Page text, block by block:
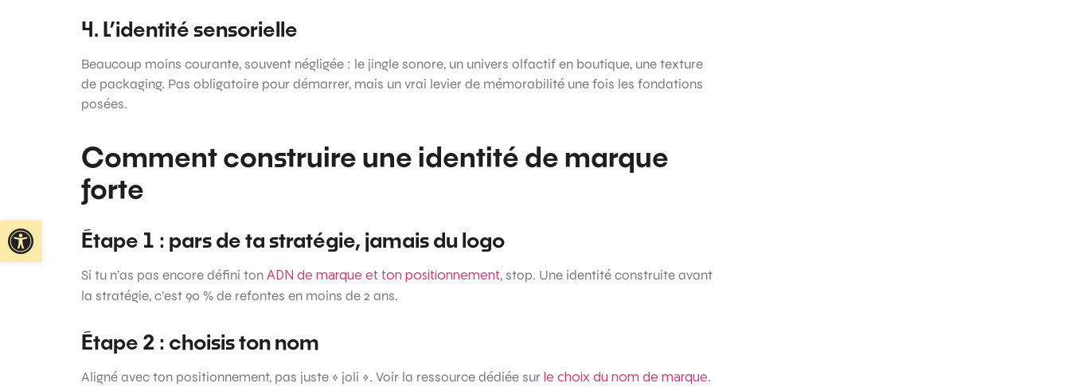
4. L’identité sensorielle
Beaucoup moins courante, souvent négligée : le jingle sonore, un univers olfactif en boutique, une texture
de packaging. Pas obligatoire pour démarrer, mais un vrai levier de mémorabilité une fois les fondations
posées.
Comment construire une identité de marque
forte
Étape 1 : pars de ta stratégie, jamais du logo
Si tu n’as pas encore défini ton ADN de marque et ton positionnement, stop. Une identité construite avant
la stratégie, c’est 90 % de refontes en moins de 2 ans.
Étape 2 : choisis ton nom
Aligné avec ton positionnement, pas juste « joli ». Voir la ressource dédiée sur le choix du nom de marque.
Ouvrir la barre d’outils